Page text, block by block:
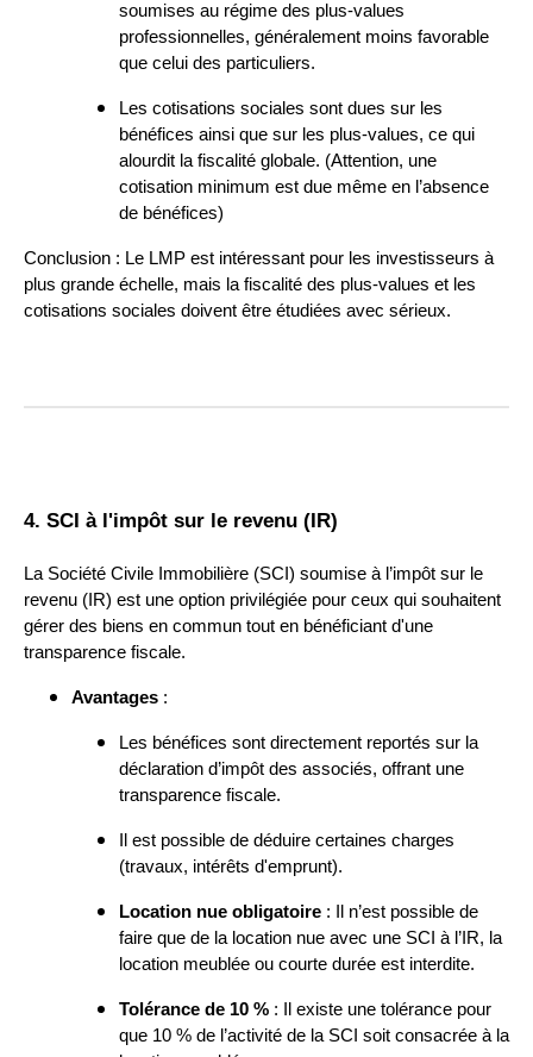
soumises au régime des plus-values
professionnelles, généralement moins favorable
que celui des particuliers.
Les cotisations sociales sont dues sur les
bénéfices ainsi que sur les plus-values, ce qui
alourdit la fiscalité globale. (Attention, une
cotisation minimum est due même en l’absence
de bénéfices)
Conclusion : Le LMP est intéressant pour les investisseurs à
plus grande échelle, mais la fiscalité des plus-values et les
cotisations sociales doivent être étudiées avec sérieux.
4. SCI à l'impôt sur le revenu (IR)
La Société Civile Immobilière (SCI) soumise à l’impôt sur le
revenu (IR) est une option privilégiée pour ceux qui souhaitent
gérer des biens en commun tout en bénéficiant d'une
transparence fiscale.
Avantages :
Les bénéfices sont directement reportés sur la
déclaration d’impôt des associés, offrant une
transparence fiscale.
Il est possible de déduire certaines charges
(travaux, intérêts d'emprunt).
Location nue obligatoire : Il n’est possible de
faire que de la location nue avec une SCI à l’IR, la
location meublée ou courte durée est interdite.
Tolérance de 10 % : Il existe une tolérance pour
que 10 % de l’activité de la SCI soit consacrée à la